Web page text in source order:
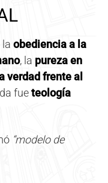
obediencia a la
, la pureza en
verdad frente al
fueteología
“modelo de